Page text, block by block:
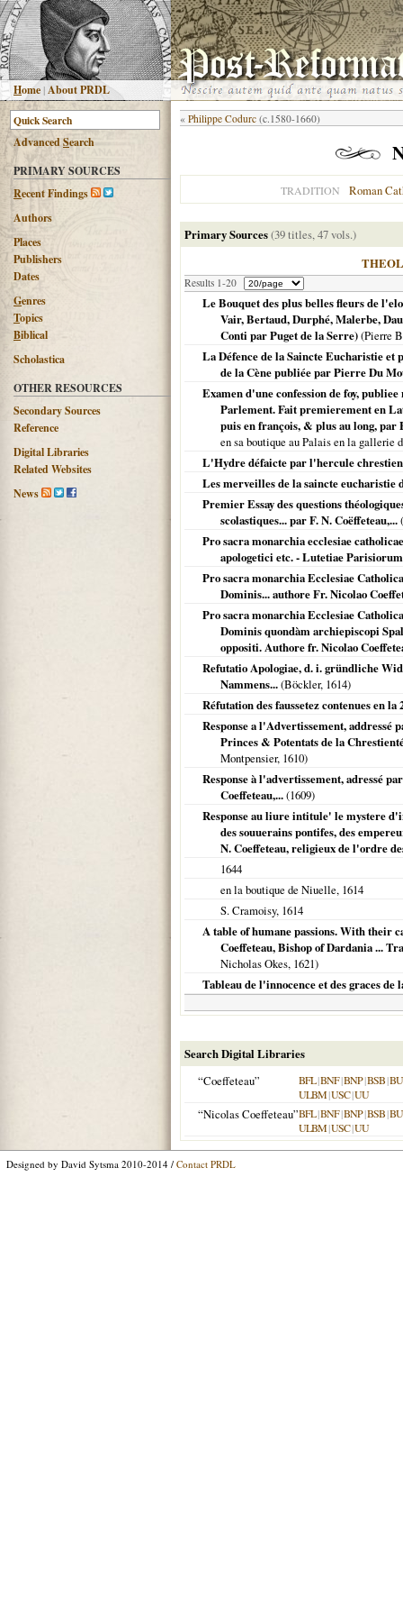
Home |About PRDL
AdvancedSearch
PRIMARY SOURCES
Recent Findings
Authors
Places
Publishers
Dates
Genres
Topics
Biblical
Scholastica
OTHER RESOURCES
Secondary Sources
Reference
Digital Libraries
Related Websites
News
« Philippe Codurc (c.1580-1660)
TRADITION Roman
Primary Sources(39 titles, 47 vols.)
Results 1-20
Le Bouquet des plus belles fleurs de
Vair, Bertaud, Durphé, Malerbe,
Conti par Puget de la Serre)(Pierre
La Défence de la Saincte Eucharistie et
de la Cène publiée par Pierre Du
Examen d'une confession de foy,
Parlement. Fait premierement en
puis en françois, & plus au long, par
en sa boutique au Palais en la gallerie
L'Hydre défaicte par l'hercule chrestien
Les merveilles de la saincte eucharistie
Premier Essay des questions
scolastiques... par F. N. Coëffeteau,...
Pro sacra monarchia ecclesiae
apologetici etc. - Lutetiae
Pro sacra monarchia Ecclesiae
Dominis... authore Fr. Nicolao
Pro sacra monarchia Ecclesiae
Dominis quondàm archiepiscopi
oppositi. Authore fr. Nicolao
Refutatio Apologiae, d. i. gründliche
Nammens...(Böckler, 1614)
Réfutation des faussetez contenues en
Response a l'Advertissement, addressé
Princes & Potentats de la
Montpensier, 1610)
Response à l'advertissement, adressé
Coeffeteau,...(1609)
Response au liure intitule' le mystere
des souuerains pontifes, des
N. Coeffeteau, religieux de l'ordre
1644
en la boutique de Niuelle, 1614
S. Cramoisy, 1614
A table of humane passions. With their
Coeffeteau, Bishop of Dardania ...
Nicholas Okes, 1621)
Tableau de l'innocence et des graces
Search Digital Libraries
“Coeffeteau”
BFL|BNF|BNP|BSB|
ULBM|USC|UU
“Nicolas Coeffeteau”BFL|BNF|BNP|BSB|
ULBM|USC|UU
Designed by David Sytsma 2010-2014 / Contact PRDL